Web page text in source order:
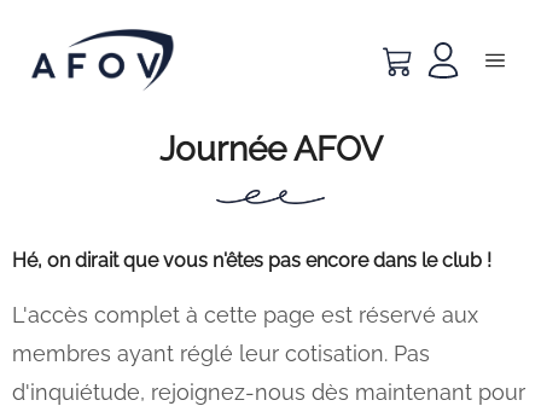
Journée AFOV
Hé, on dirait que vous n'êtes pas encore dans le club !
L'accès complet à cette page est réservé aux
membres ayant réglé leur cotisation. Pas
d'inquiétude, rejoignez-nous dès maintenant pour